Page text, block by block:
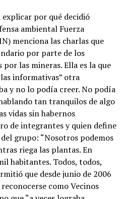
por qué decidió
ambiental Fuerza
menciona las charlas que
por parte de los
por las mineras. Ella es la que
informativas” otra
y no lo podía creer. No podía
tan tranquilos de algo
vidas sin habernos
de integrantes y quien define
grupo: “Nosotros podemos
riega las plantas. En
habitantes. Todos, todos,
que desde junio de 2006
como Vecinos